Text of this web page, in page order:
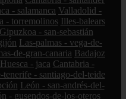
- salamanca Valladolid -
- torremolinos Illes-balears
Gipuzkoa - san-sebastián
Las-palmas - vega-de-
de-gran-canaria Badajoz
Huesca - jaca Cantabria -
tenerife - santiago-del-teide
León - san-andrés-del-
- gusendos-de-los-oteros